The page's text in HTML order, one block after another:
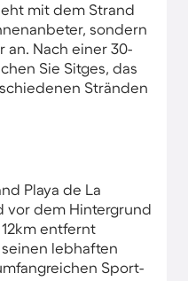
mit dem Strand
sondern
an. Nach einer 30-
Sie Sitges, das
Stränden
Playa de La
vor dem Hintergrund
entfernt
lebhaften
Sport-